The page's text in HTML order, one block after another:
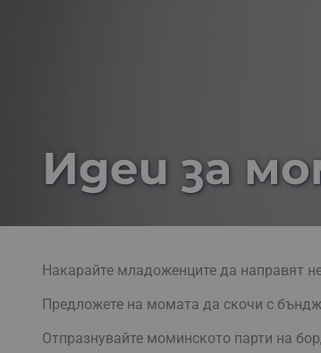
Идеи за
Накарайте младоженците да направят
Предложете на момата да скочи с
Отпразнувайте моминското парти на